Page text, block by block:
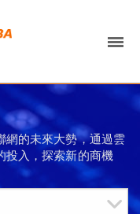
網的未來大勢，通過雲
投入，探索新的商機